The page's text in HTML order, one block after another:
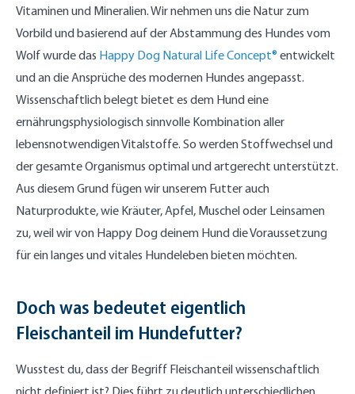
Vitaminen und Mineralien. Wir nehmen uns die Natur zum
Vorbild und basierend auf der Abstammung des Hundes vom
Wolf wurde das Happy Dog Natural Life Concept® entwickelt
und an die Ansprüche des modernen Hundes angepasst.
Wissenschaftlich belegt bietet es dem Hund eine
ernährungsphysiologisch sinnvolle Kombination aller
lebensnotwendigen Vitalstoffe. So werden Stoffwechsel und
der gesamte Organismus optimal und artgerecht unterstützt.
Aus diesem Grund fügen wir unserem Futter auch
Naturprodukte, wie Kräuter, Apfel, Muschel oder Leinsamen
zu, weil wir von Happy Dog deinem Hund die Voraussetzung
für ein langes und vitales Hundeleben bieten möchten.
Doch was bedeutet eigentlich
Fleischanteil im Hundefutter?
Wusstest du, dass der Begriff Fleischanteil wissenschaftlich